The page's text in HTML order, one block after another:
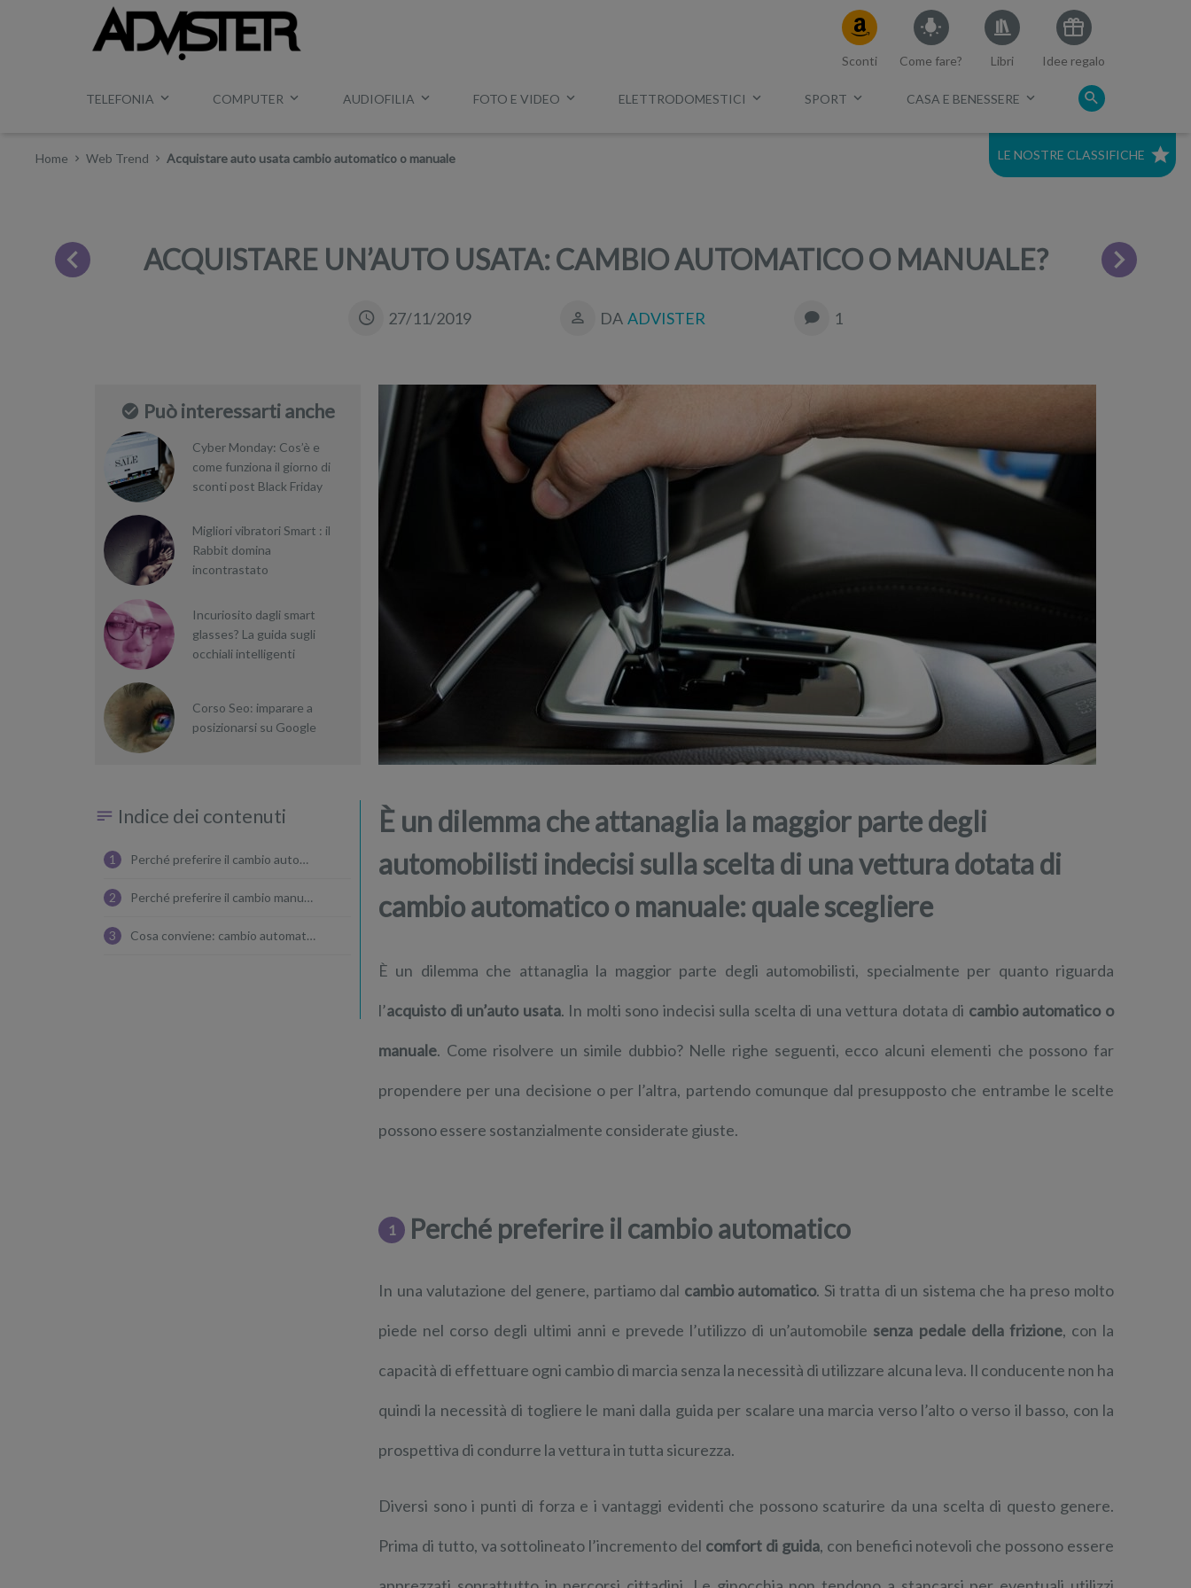
Sconti Come fare? Libri Idee regalo
TELEFONIA COMPUTER AUDIOFILIA FOTO E VIDEO ELETTRODOMESTICI SPORT CASA E BENESSERE
Esempio:
Home Web Trend Acquistare auto usata cambio automatico o manuale LE NOSTRE CLASSIFICHE
ACQUISTARE UN’AUTO USATA: CAMBIO AUTOMATICO O MANUALE?
27/11/2019 DA ADVISTER 1
Può interessarti anche
Cyber Monday: Cos’è e
come funziona il giorno di
sconti post Black Friday
Migliori vibratori Smart : il
Rabbit domina
incontrastato
Incuriosito dagli smart
glasses? La guida sugli
occhiali intelligenti
Corso Seo: imparare a
posizionarsi su Google
Indice dei contenuti
1 Perché preferire il cambio automatico
2 Perché preferire il cambio manuale
3 Cosa conviene: cambio automatico o manuale?
È un dilemma che attanaglia la maggior parte degli
automobilisti indecisi sulla scelta di una vettura dotata di
cambio automatico o manuale: quale scegliere
È un dilemma che attanaglia la maggior parte degli automobilisti, specialmente per quanto riguarda
l’acquisto di un’auto usata. In molti sono indecisi sulla scelta di una vettura dotata di cambio automatico o
manuale. Come risolvere un simile dubbio? Nelle righe seguenti, ecco alcuni elementi che possono far
propendere per una decisione o per l’altra, partendo comunque dal presupposto che entrambe le scelte
possono essere sostanzialmente considerate giuste.
1 Perché preferire il cambio automatico
In una valutazione del genere, partiamo dal cambio automatico. Si tratta di un sistema che ha preso molto
piede nel corso degli ultimi anni e prevede l’utilizzo di un’automobile senza pedale della frizione, con la
capacità di effettuare ogni cambio di marcia senza la necessità di utilizzare alcuna leva. Il conducente non ha
quindi la necessità di togliere le mani dalla guida per scalare una marcia verso l’alto o verso il basso, con la
prospettiva di condurre la vettura in tutta sicurezza.
Diversi sono i punti di forza e i vantaggi evidenti che possono scaturire da una scelta di questo genere.
Prima di tutto, va sottolineato l’incremento del comfort di guida, con benefici notevoli che possono essere